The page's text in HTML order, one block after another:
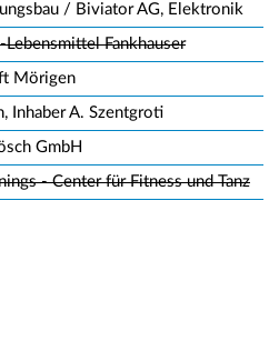
/ Biviator AG, Elektronik
Fankhauser
Mörigen
Inhaber A. Szentgroti
GmbH
- Center für Fitness und Tanz